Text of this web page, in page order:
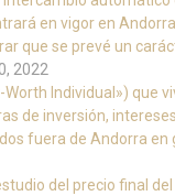
en vigor en
que se prevé un
2022
Worth Individual») que
de inversión,
fuera de Andorra en
del precio final